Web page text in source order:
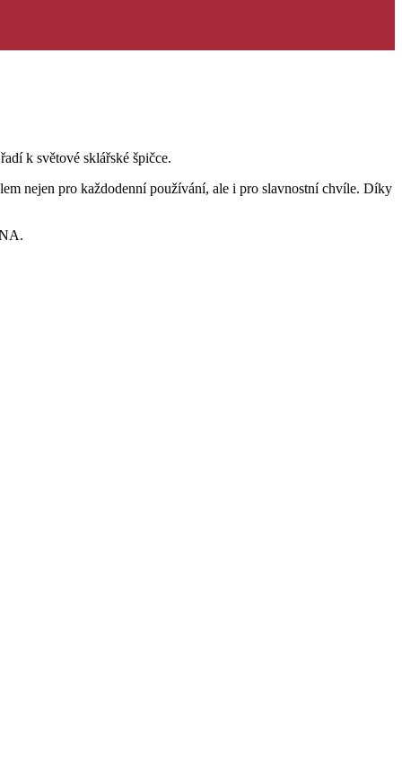
k světové sklářské špičce.
nejen pro každodenní používání, ale i pro slavnostní chvíle. Díky